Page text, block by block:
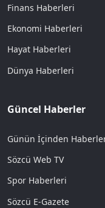
Finans Haberleri
Ekonomi Haberleri
Hayat Haberleri
Dünya Haberleri
Güncel Haberler
Günün İçinden
Sözcü Web TV
Spor Haberleri
Sözcü E-Gazete